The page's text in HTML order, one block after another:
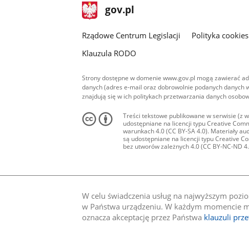
W celu świadczenia usług na najwyższym
w Państwa urządzeniu. W każdym momencie
oznacza akceptację przez Państwa klauzuli
stopka
gov.pl Strona
gov.pl
Rządowe Centrum Legislacji Polityka cookies
Klauzula RODO
Strony dostępne w domenie www.gov.pl mogą zawierać
danych (adres e-mail oraz dobrowolnie podanych danych
znajdują się w ich politykach przetwarzania danych
Treści tekstowe publikowane w serwisie (z
udostępniane na licencji typu Creative
warunkach 4.0 (CC BY-SA 4.0). Materiały
są udostępniane na licencji typu Creative
bez utworów zależnych 4.0 (CC BY-NC-ND